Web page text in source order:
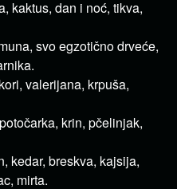
kaktus, dan i noć, tikva,
svo egzotično drveće,
valerijana, krpuša,
krin, pčelinjak,
kedar, breskva, kajsija,
mirta.